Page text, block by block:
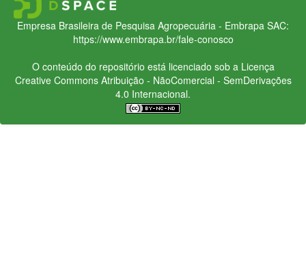
Empresa Brasileira de Pesquisa Agropecuária - Embrapa SAC:
https://www.embrapa.br/fale-conosco
O conteúdo do repositório está licenciado sob a Licença
Creative CommonsAtribuição - NãoComercial - SemDerivações
4.0 Internacional.